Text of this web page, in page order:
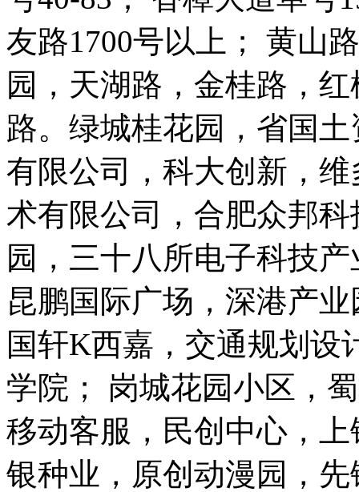
友路1700号以上； 黄山
园，天湖路，金桂路，
路。绿城桂花园，省国
有限公司，科大创新，
术有限公司，合肥众邦
园，三十八所电子科技
昆鹏国际广场，深港产
国轩K西嘉，交通规划设
学院； 岗城花园小区，
移动客服，民创中心，
银种业，原创动漫园，